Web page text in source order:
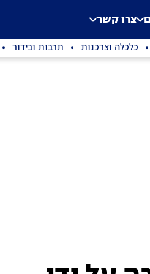
צרו קשר
כלכלה וצרכנות תרבות ובידור